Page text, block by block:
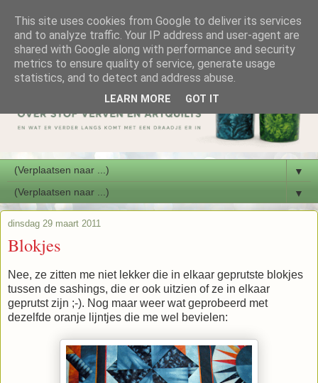
▼
▼
dinsdag 29 maart 2011
Blokjes
Nee, ze zitten me niet lekker die in elkaar geprutste blokjes
tussen de sashings, die er ook uitzien of ze in elkaar
geprutst zijn ;-). Nog maar weer wat geprobeerd met
dezelfde oranje lijntjes die me wel bevielen:
This site uses cookies from Google to deliver its services
and to analyze traffic. Your IP address and user-agent are
shared with Google along with performance and security
metrics to ensure quality of service, generate usage
statistics, and to detect and address abuse.
LEARN MORE GOT IT